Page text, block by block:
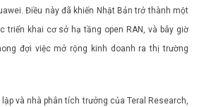
Điều này đã khiến Nhật Bản trở thành một
triển khai cơ sở hạ tầng open RAN, và bây giờ
đợi việc mở rộng kinh doanh ra thị trường
và nhà phân tích trưởng của Teral Research,